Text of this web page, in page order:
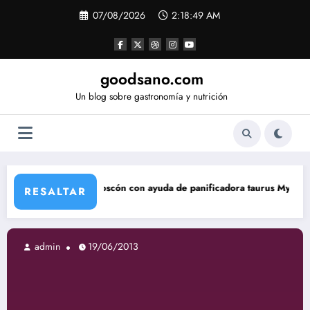
07/08/2026 2:18:50 AM
goodsano.com
Un blog sobre gastronomía y nutrición
RESALTAR
con ayuda de panificadora taurus My Bread Tartas
19/06/2013